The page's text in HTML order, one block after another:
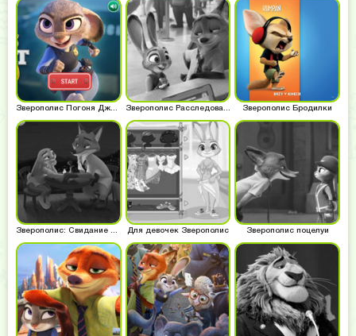
Зверополис Бродилки
Зверополис: Свидание Ника и Джуди Для девочек Зверополис Зверополис поцелуи